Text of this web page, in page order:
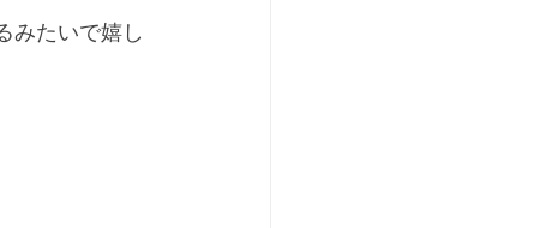
みたいで嬉し